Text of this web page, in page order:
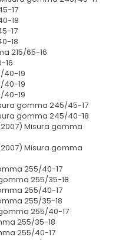
17
18
17
18
215/65-16
16
40-19
40-19
40-19
gomma 245/45-17
gomma 245/40-18
Misura gomma
Misura gomma
255/40-17
255/35-18
255/40-17
255/35-18
255/40-17
255/35-18
255/40-17